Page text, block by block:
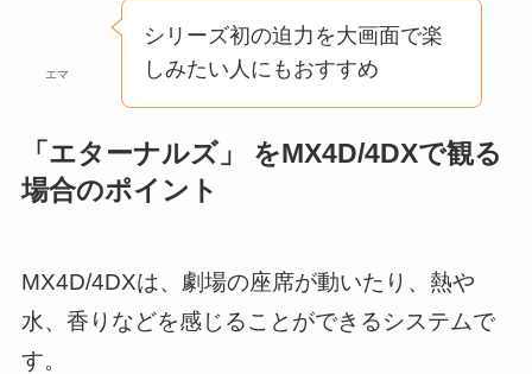
エマ
シリーズ初の迫力を大画面で楽
しみたい人にもおすすめ
「エターナルズ」 をMX4D/4DXで観る
場合のポイント
MX4D/4DXは、劇場の座席が動いたり、熱や
水、香りなどを感じることができるシステムで
す。